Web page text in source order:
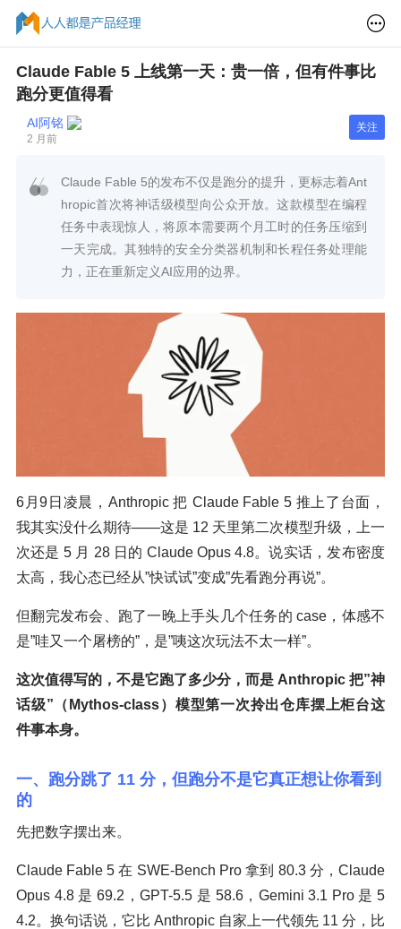
Claude Fable 5 上线第一天：贵一倍，但有件事比
跑分更值得看
AI阿铭
2 月前
关注
Claude Fable 5的发布不仅是跑分的提升，更标志着Ant
hropic首次将神话级模型向公众开放。这款模型在编程
任务中表现惊人，将原本需要两个月工时的任务压缩到
一天完成。其独特的安全分类器机制和长程任务处理能
力，正在重新定义AI应用的边界。
6月9日凌晨，Anthropic 把 Claude Fable 5 推上了台面，
我其实没什么期待——这是 12 天里第二次模型升级，上一
次还是 5 月 28 日的 Claude Opus 4.8。说实话，发布密度
太高，我心态已经从”快试试”变成”先看跑分再说”。
但翻完发布会、跑了一晚上手头几个任务的 case，体感不
是”哇又一个屠榜的”，是”咦这次玩法不太一样”。
这次值得写的，不是它跑了多少分，而是 Anthropic 把”神
话级”（Mythos-class）模型第一次拎出仓库摆上柜台这
件事本身。
一、跑分跳了 11 分，但跑分不是它真正想让你看到
的
先把数字摆出来。
Claude Fable 5 在 SWE-Bench Pro 拿到 80.3 分，Claude
Opus 4.8 是 69.2，GPT-5.5 是 58.6，Gemini 3.1 Pro 是 5
4.2。换句话说，它比 Anthropic 自家上一代领先 11 分，比